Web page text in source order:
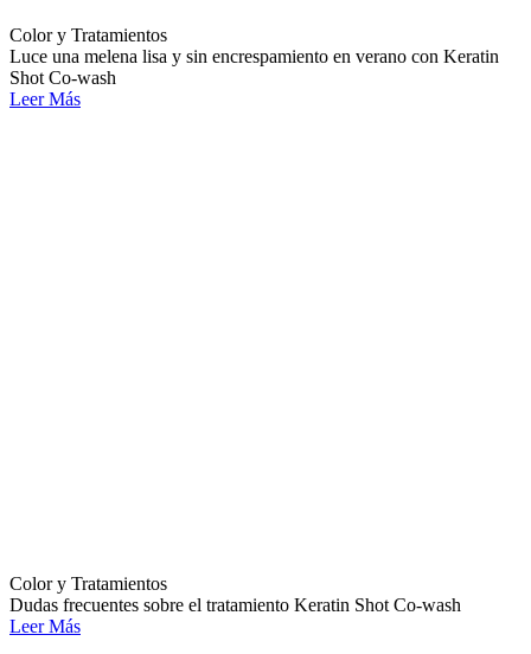
Color y Tratamientos
Luce una melena lisa y sin encrespamiento en verano con Keratin
Shot Co-wash
Leer Más
Color y Tratamientos
Dudas frecuentes sobre el tratamiento Keratin Shot Co-wash
Leer Más